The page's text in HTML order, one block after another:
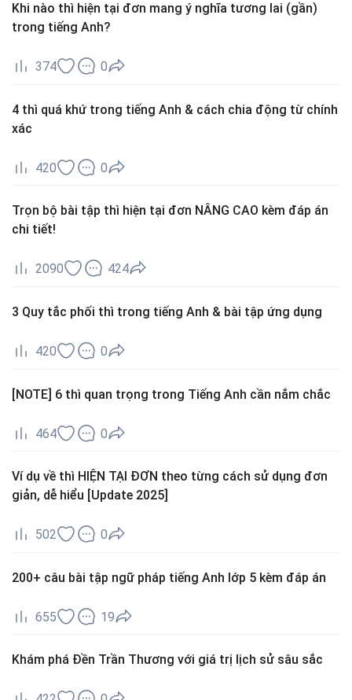
Khi nào thì hiện tại đơn mang ý nghĩa tương lai (gần)
trong tiếng Anh?
374 0
4 thì quá khứ trong tiếng Anh & cách chia động từ chính
xác
420 0
Trọn bộ bài tập thì hiện tại đơn NÂNG CAO kèm đáp án
chi tiết!
2090 424
3 Quy tắc phối thì trong tiếng Anh & bài tập ứng dụng
420 0
[NOTE] 6 thì quan trọng trong Tiếng Anh cần nắm chắc
464 0
Ví dụ về thì HIỆN TẠI ĐƠN theo từng cách sử dụng đơn
giản, dễ hiểu [Update 2025]
502 0
200+ câu bài tập ngữ pháp tiếng Anh lớp 5 kèm đáp án
655 19
Khám phá Đền Trần Thương với giá trị lịch sử sâu sắc